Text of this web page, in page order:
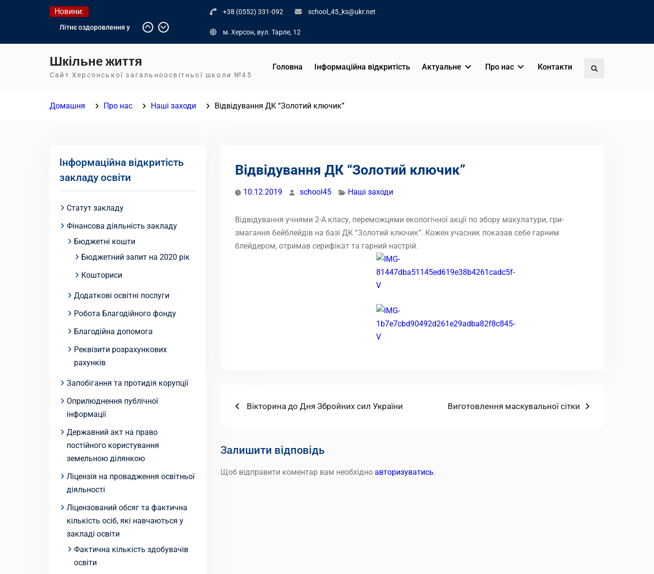
Новини:
Літнє оздоровлення у
Інформація про вступ
молоді з тимчасово
освіти
+38 (0552) 331-092 school_45_ks@ukr.net
м. Херсон, вул. Тарле, 12
Шкільне життя
Сайт Херсонської загальноосвітньої школи №45
Головна Інформаційна відкритість Актуальне Про нас Контакти
Домашня Про нас Наші заходи Відвідування ДК “Золотий ключик”
Відвідування ДК “Золотий ключик”
10.12.2019 school45 Наші заходи
Відвідування учнями 2-А класу, переможцями екологічної акції по збору макулатури, гри-
змагання бейблейдів на базі ДК “Золотий ключик”. Кожен учасник показав себе гарним
блейдером, отримав серифікат та гарний настрій.
Навігація
Попередній
Вікторина до Дня Збройних сил України
Наступний
Виготовлення маскувальної сітки
Залишити відповідь
Щоб відправити коментар вам необхідно авторизуватись.
Інформаційна відкритість
закладу освіти
Статут закладу
Фінансова діяльність закладу
Бюджетні кошти
Бюджетний запит на 2020 рік
Кошториси
Додаткові освітні послуги
Робота Благодійного фонду
Благодійна допомога
Реквізити розрахункових
рахунків
Запобігання та протидія корупції
Оприлюднення публічної
інформації
Державний акт на право
постійного користування
земельною ділянкою
Ліцензія на провадження освітньої
діяльності
Ліцензований обсяг та фактична
кількість осіб, які навчаються у
закладі освіти
Фактична кількість здобувачів
освіти